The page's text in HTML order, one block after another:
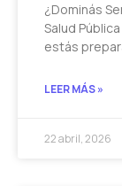
¿Dominás
Salud
estás
LEER MÁS »
22 abril, 2026